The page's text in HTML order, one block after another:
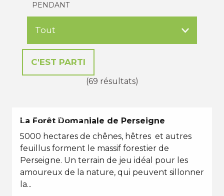
PENDANT
(69 résultats)
EN TOUTES SAISONS
La Forêt Domaniale de Perseigne
5000 hectares de chênes, hêtres et autres
feuillus forment le massif forestier de
Perseigne. Un terrain de jeu idéal pour les
amoureux de la nature, qui peuvent sillonner
la...